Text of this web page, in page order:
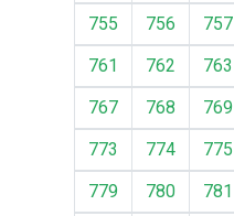
755
756 757
761
762 763
767
768 769
773
774 775
779
780 781